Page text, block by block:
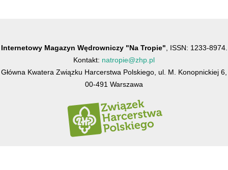
Internetowy Magazyn Wędrowniczy "Na Tropie" , ISSN: 1233-8974.
Kontakt: natropie@zhp.pl
Główna Kwatera Związku Harcerstwa Polskiego, ul. M. Konopnickiej 6,
00-491 Warszawa